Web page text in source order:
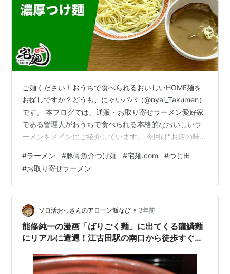
ご麺ください！おうちで食べられるおいしいHOME麺を
お探しですか？どうも、にゃいパパ（@nyai_Takumen）
です。 本ブログでは、通販・お取り寄せラーメン愛好家
である管理人がおうちで食べられる本格的なおいしいラ
ーメンをメインにご紹介しています。 今回は"お店の味を
り「つじ田」の「濃厚つけ麺」をいただきます！ 宅
麺.comで調べる 『つじ田』は東京都神田に本店があり、
濃厚豚骨魚介つけ麺のパイオニアで国内のみならずアメ
リカでも人気を博すつけ麺界の人気店！ Youtubeチャン
ネルも運営されており、2023年7月にとある炎上騒動で
話題にな…
#ラーメン #豚骨魚介つけ麺 #宅麺.com #つじ田
#お取り寄せラーメン
ソロ活おっさんのアローン飯なび • 3年前
能條純一の漫画「ばりごく麺」に出てくる龍鱗麺
にリアルに遭遇！江古田駅の南口から徒歩すぐ
た！！